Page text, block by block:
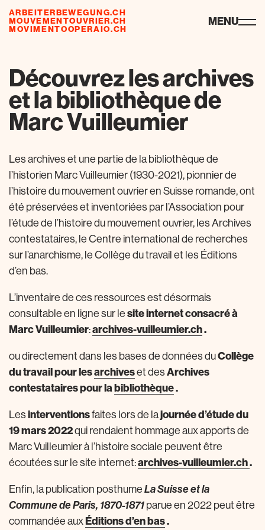
ARBEITERBEWEGUNG.CH
MOUVEMENTOUVRIER.CH
MOVIMENTOOPERAIO.CH
ressourcen MENU
Découvrez les archives
et la bibliothèque de
Marc Vuilleumier
Les archives et une partie de la bibliothèque de
l’historien Marc Vuilleumier (1930-2021), pionnier de
l’histoire du mouvement ouvrier en Suisse romande, ont
été préservées et inventoriées par l’Association pour
l’étude de l’histoire du mouvement ouvrier, les Archives
contestataires, le Centre international de recherches
sur l’anarchisme, le Collège du travail et les Éditions
d’en bas.
L’inventaire de ces ressources est désormais
consultable en ligne sur le site internet consacré à
Marc Vuilleumier:archives-vuilleumier.ch.
ou directement dans les bases de données duCollège
du travail pour lesarchiveset des Archives
contestataires pour labibliothèque.
Les interventionsfaites lors de lajournée d’étude du
19 mars 2022qui rendaient hommage aux apports de
Marc Vuilleumier à l’histoire sociale peuvent être
écoutées sur le site internet:archives-vuilleumier.ch.
Enfin, la publication posthume La Suisse et la
Commune de Paris, 1870-1871 parue en 2022 peut être
commandée auxÉditions d’en bas.